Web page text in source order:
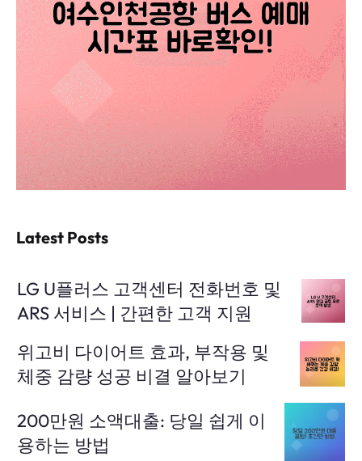
Latest Posts
LG U플러스 고객센터 전화번호 및
ARS 서비스 | 간편한 고객 지원
위고비 다이어트 효과, 부작용 및
체중 감량 성공 비결 알아보기
200만원 소액대출: 당일 쉽게 이
용하는 방법